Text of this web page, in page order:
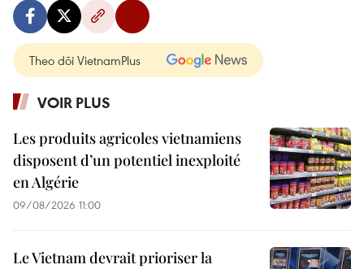
Theo dõi VietnamPlus
VOIR PLUS
Les produits agricoles vietnamiens
disposent d’un potentiel inexploité
en Algérie
09/08/2026 11:00
Le Vietnam devrait prioriser la